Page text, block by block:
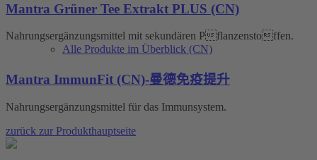
Alle Produkte im Überblick (CN)
Mantra Grüner Tee Extrakt PLUS (CN)
Nahrungsergänzungsmittel mit sekundären Pflanzenstoffen.
Mantra ImmunFit (CN)-曼德免疫提升
Nahrungsergänzungsmittel für das Immunsystem.
zurück zur Produkthauptseite